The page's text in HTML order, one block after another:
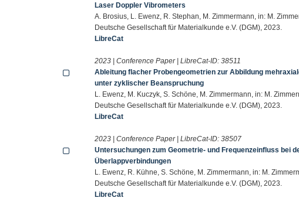
Laser Doppler Vibrometers
A. Brosius, L. Ewenz, R. Stephan, M. Zimmermann, in: M.
Deutsche Gesellschaft für Materialkunde e.V. (DGM), 2023.
LibreCat
2023 | Conference Paper | LibreCat-ID:38511
Ableitung flacher Probengeometrien zur Abbildung
unter zyklischer Beanspruchung
L. Ewenz, M. Kuczyk, S. Schöne, M. Zimmermann, in: M.
Deutsche Gesellschaft für Materialkunde e.V. (DGM), 2023.
LibreCat
2023 | Conference Paper | LibreCat-ID:38507
Untersuchungen zum Geometrie- und Frequenzeinfluss bei
Überlappverbindungen
L. Ewenz, R. Kühne, S. Schöne, M. Zimmermann, in: M.
Deutsche Gesellschaft für Materialkunde e.V. (DGM), 2023.
LibreCat